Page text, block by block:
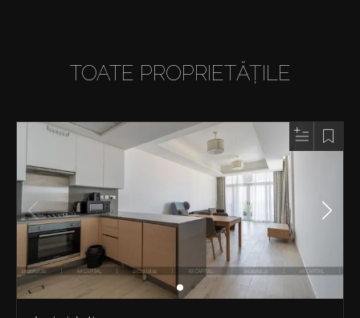
TOATE PROPRIETĂȚILE